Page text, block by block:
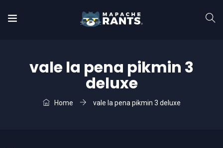
vale la pena pikmin 3
deluxe
Home vale la pena pikmin 3 deluxe